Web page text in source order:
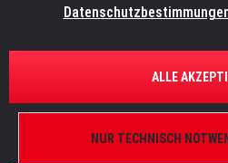
ÜBERSICHT
ELATION KL Panel
NUR TECHNISCH
ALLE